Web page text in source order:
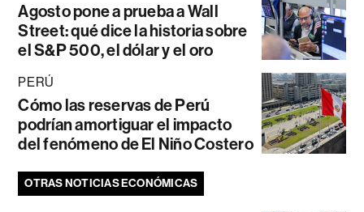
Agosto pone a prueba a Wall
Street: qué dice la historia sobre
el S&P 500, el dólar y el oro
PERÚ
Cómo las reservas de Perú
podrían amortiguar el impacto
del fenómeno de El Niño Costero
OTRAS NOTICIAS ECONÓMICAS